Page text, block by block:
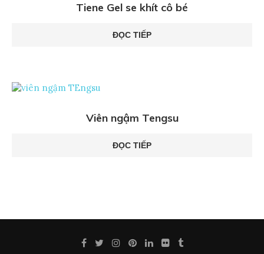
Tiene Gel se khít cô bé
ĐỌC TIẾP
Viên ngậm Tengsu
ĐỌC TIẾP